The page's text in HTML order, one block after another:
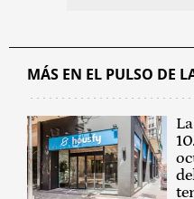
MÁS EN EL PULSO DE